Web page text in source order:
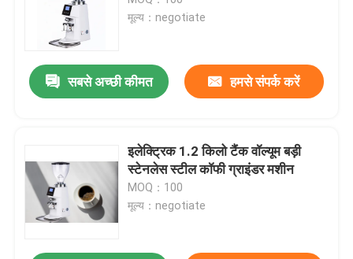
डोजरलेस कॉफी ग्राइंडर
वाणिज्यिक कॉफी की चक्की
टच स्क्रीन कॉफी ग्राइंडर
घरेलू कॉफी की चक्की
मूल्य：negotiate
सबसे अच्छी कीमत हमसे संपर्क करें
इलेक्ट्रिक 1.2 किलो टैंक वॉल्यूम बड़ी
स्टेनलेस स्टील कॉफी ग्राइंडर मशीन
MOQ：100
मूल्य：negotiate